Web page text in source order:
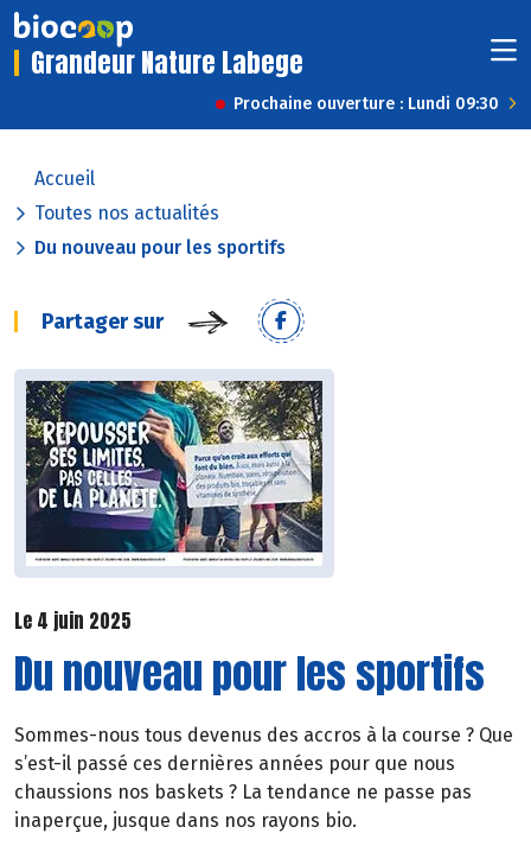
Grandeur Nature Labege
Prochaine ouverture : Lundi 09:30
Accueil
Toutes nos actualités
Du nouveau pour les sportifs
Partager sur
Le 4 juin 2025
Du nouveau pour les sportifs
Sommes-nous tous devenus des accros à la course ? Que
s’est-il passé ces dernières années pour que nous
chaussions nos baskets ? La tendance ne passe pas
inaperçue, jusque dans nos rayons bio.